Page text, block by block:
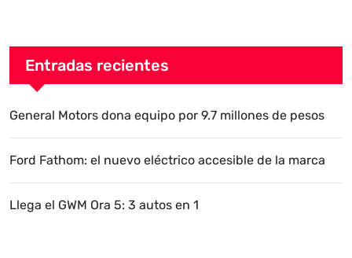
Entradas recientes
General Motors dona equipo por 9.7 millones de pesos
Ford Fathom: el nuevo eléctrico accesible de la marca
Llega el GWM Ora 5: 3 autos en 1